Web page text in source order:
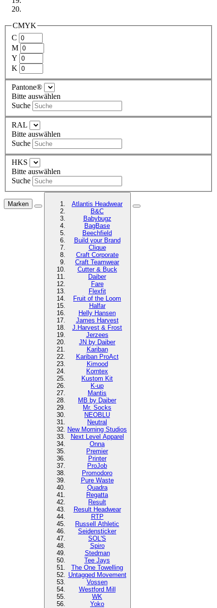
CMYK
C
M
Y
K
Pantone®
Bitte auswählen
Suche
RAL
Bitte auswählen
Suche
HKS
Bitte auswählen
Suche
Marken
Atlantis Headwear
B&C
Babybugz
BagBase
Beechfield
Build your Brand
Clique
Craft Corporate
Craft Teamwear
Cutter & Buck
Daiber
Fare
Flexfit
Fruit of the Loom
Halfar
Helly Hansen
James Harvest
J.Harvest & Frost
Jerzees
JN by Daiber
Kariban
Kariban ProAct
Kimood
Korntex
Kustom Kit
K-up
Mantis
MB by Daiber
Mr. Socks
NEOBLU
Neutral
New Morning Studios
Next Level Apparel
Onna
Premier
Printer
ProJob
Promodoro
Pure Waste
Quadra
Regatta
Result
Result Headwear
RTP
Russell Athletic
Seidensticker
SOL'S
Spiro
Stedman
Tee Jays
The One Towelling
Untagged Movement
Vossen
Westford Mill
WK
Yoko